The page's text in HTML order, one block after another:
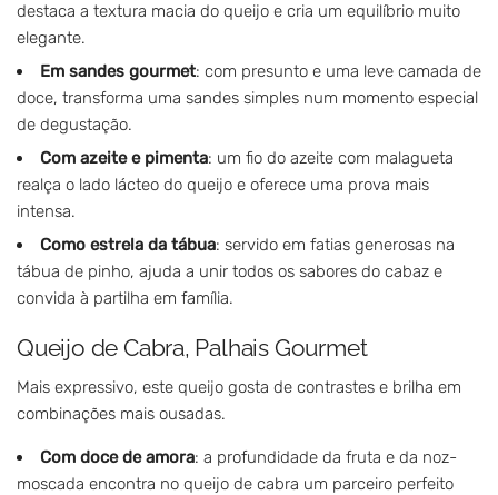
destaca a textura macia do queijo e cria um equilíbrio muito
elegante.
Em sandes gourmet: com presunto e uma leve camada de
doce, transforma uma sandes simples num momento especial
de degustação.
Com azeite e pimenta: um fio do azeite com malagueta
realça o lado lácteo do queijo e oferece uma prova mais
intensa.
Como estrela da tábua: servido em fatias generosas na
tábua de pinho, ajuda a unir todos os sabores do cabaz e
convida à partilha em família.
Queijo de Cabra, Palhais Gourmet
Mais expressivo, este queijo gosta de contrastes e brilha em
combinações mais ousadas.
Com doce de amora: a profundidade da fruta e da noz-
moscada encontra no queijo de cabra um parceiro perfeito